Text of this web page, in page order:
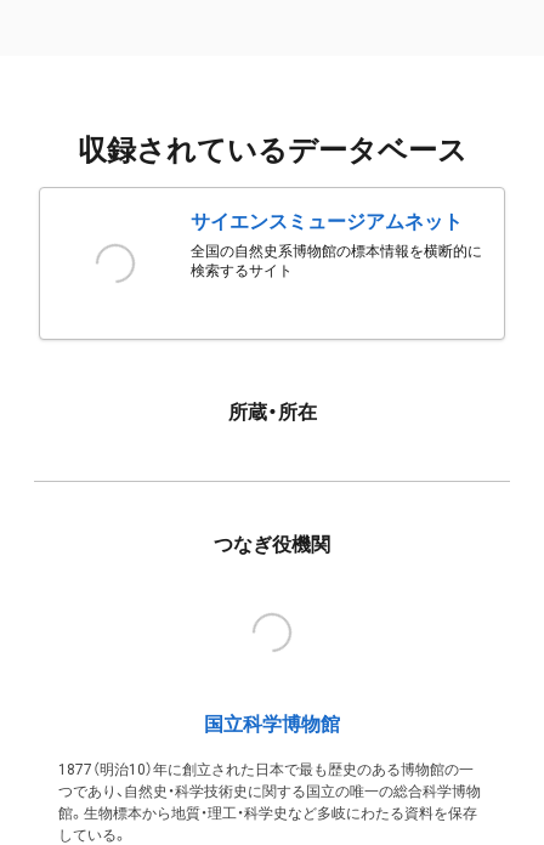
収録されているデータベース
サイエンスミュージアムネット
全国の自然史系博物館の標本情報を横断的に
検索するサイト
所蔵・所在
つなぎ役機関
国立科学博物館
1877（明治10）年に創立された日本で最も歴史のある博物館の一
つであり、自然史・科学技術史に関する国立の唯一の総合科学博物
館。生物標本から地質・理工・科学史など多岐にわたる資料を保存
している。